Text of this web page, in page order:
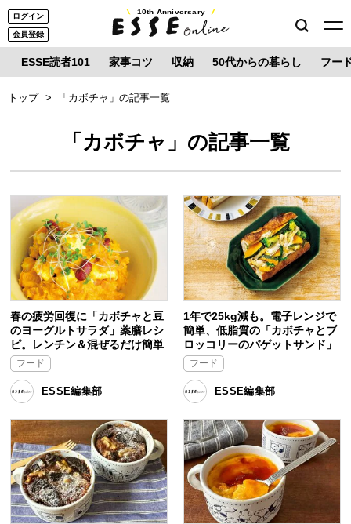
ログイン
会員登録
10th Anniversary
ESSE読者101 家事コツ 収納 50代からの暮らし フー
トップ 「カボチャ」の記事一覧
「カボチャ」の記事一覧
春の疲労回復に「カボチャと豆
のヨーグルトサラダ」薬膳レシ
ピ。レンチン＆混ぜるだけ簡単
フード
ESSE編集部
1年で25kg減も。電子レンジで
簡単、低脂質の「カボチャとブ
ロッコリーのバゲットサンド」
フード
ESSE編集部